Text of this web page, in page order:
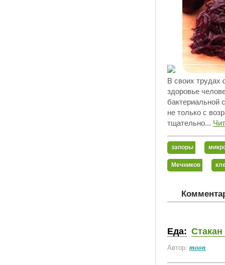
В своих трудах
здоровье
бактериальной
не только с
тщательно...
запоры
Мечников
Еда:
Автор: moon